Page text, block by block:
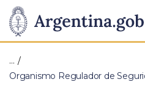
Presidencia
de
la
Pasar al contenido principal
…
Organismo Regulador de